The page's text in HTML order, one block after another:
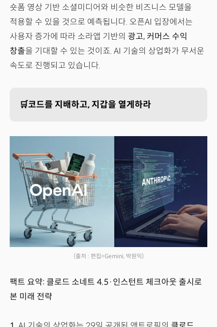
숏폼 영상 기반 소셜미디어와 비슷한 비즈니스 모델을
적용할 수 있을 것으로 예측됩니다. 오픈AI 입장에서는
사용자 증가에 따라 소라앱 기반의 광고, 커머스 수익
창출을 기대할 수 있는 것이죠. AI 기술의 상업화가 무서운
속도로 진행되고 있습니다.
🛒코드를 지배하고, 지갑을 열게하라
(출처 : 편집=Gemini, 박원익)
팩트 요약: 클로드 소네트 4.5·인스턴트 체크아웃 출시로
본 미래 전략